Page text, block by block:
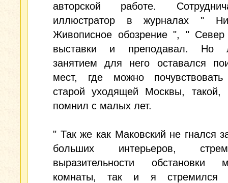
авторской работе.
иллюстратор в журналах "
Живописное обозрение ", "
выставки и преподавал. Но
занятием для него оставался
мест, где можно
старой уходящей Москвы, такой,
помнил с малых лет.
" Так же как Маковский не гнался
больших интерьеров,
выразительности обстановки
комнаты, так и я стремился